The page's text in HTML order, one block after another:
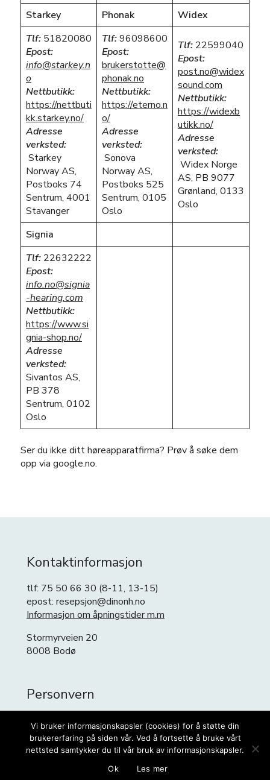
Starkey Phonak
Widex
Tlf: 51820080
Epost:
info@starkey.n
o
Nettbutikk:
https://nettbuti
kk.starkey.no/
Adresse
verksted:
Starkey
Norway AS,
Postboks 74
Sentrum, 4001
Stavanger
Tlf:96098600
Epost:
brukerstotte@
phonak.no
Nettbutikk:
https://eterno.n
o/
Adresse
verksted:
Sonova
Norway AS,
Postboks 525
Sentrum, 0105
Oslo
Tlf: 22599040
Epost:
post.no@widex
sound.com
Nettbutikk:
https://widexb
utikk.no/
Adresse
verksted:
Widex Norge
AS, PB 9077
Grønland, 0133
Oslo
Signia
Tlf: 22632222
Epost:
info.no@signia
-hearing.com
Nettbutikk:
https://www.si
gnia-shop.no/
Adresse
verksted:
Sivantos AS,
PB 378
Sentrum, 0102
Oslo
Ser du ikke ditt høreapparatfirma? Prøv å søke dem
opp via google.no.
Kontaktinformasjon
tlf: 75 50 66 30 (8-11, 13-15)
epost: resepsjon@dinonh.no
Informasjon om åpningstider m.m
Stormyrveien 20
8008 Bodø
Personvern
Personvern
Cookies
Vi bruker informasjonskapsler (cookies) for å støtte din
brukererfaring på siden vår. Ved å fortsette å bruke vårt
nettsted samtykker du til vår bruk av informasjonskapsler.
Ok
Les mer